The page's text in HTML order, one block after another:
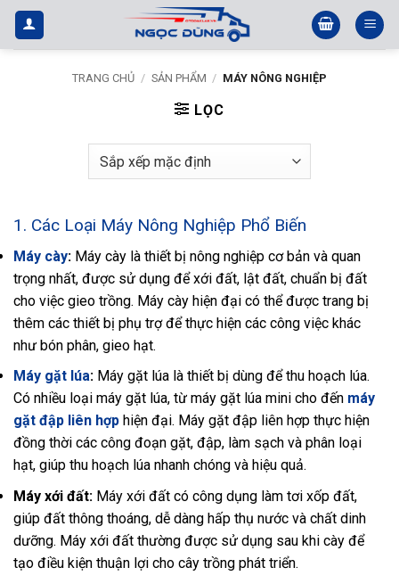
Bỏ
qua
nội
TRANG CHỦ / SẢN PHẨM / MÁY NÔNG NGHIỆP
LỌC
1. Các Loại Máy Nông Nghiệp Phổ Biến
Máy cày: Máy cày là thiết bị nông nghiệp cơ bản và quan
trọng nhất, được sử dụng để xới đất, lật đất, chuẩn bị đất
cho việc gieo trồng. Máy cày hiện đại có thể được trang bị
thêm các thiết bị phụ trợ để thực hiện các công việc khác
như bón phân, gieo hạt.
Máy gặt lúa: Máy gặt lúa là thiết bị dùng để thu hoạch lúa.
Có nhiều loại máy gặt lúa, từ máy gặt lúa mini cho đến máy
gặt đập liên hợp hiện đại. Máy gặt đập liên hợp thực hiện
đồng thời các công đoạn gặt, đập, làm sạch và phân loại
hạt, giúp thu hoạch lúa nhanh chóng và hiệu quả.
Máy xới đất: Máy xới đất có công dụng làm tơi xốp đất,
giúp đất thông thoáng, dễ dàng hấp thụ nước và chất dinh
dưỡng. Máy xới đất thường được sử dụng sau khi cày để
tạo điều kiện thuận lợi cho cây trồng phát triển.